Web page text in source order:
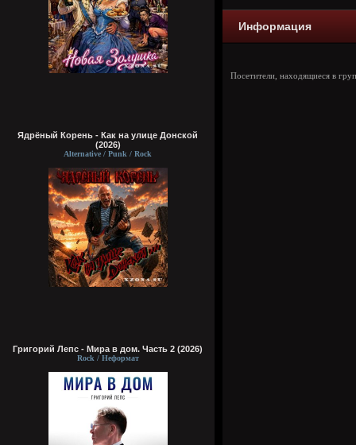
Ядрёный Корень - Как на улице Донской
(2026)
Alternative / Punk / Rock
Григорий Лепс - Мира в дом. Часть 2 (2026)
Rock / Неформат
Информация
Посетители, находящиеся в